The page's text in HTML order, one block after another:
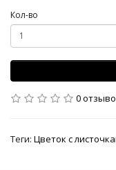
Кол-во
0
Теги: Цветок с